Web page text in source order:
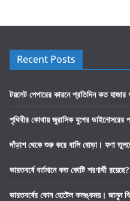
Recent Posts
টয়লেট পেপারের কারনে প্রতিদিন কত হাজার
পৃথিবীর কোথায় জুরাসিক যুগের ডাইনোসরের
দাঁড়াশ থেকে শুরু করে বালি বোড়া। ফণা
ভারতবর্ষে বর্তমানে কত কোটি শরণার্থী রয়েছে?
ভারতবর্ষের কোন হোটেল কলঙ্কময়। জানুন